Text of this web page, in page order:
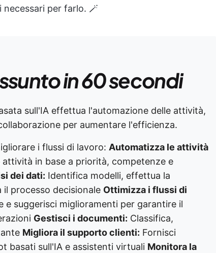
per farlo. 🪄
in 60 secondi
sull'IA effettua l'automazione delle attività,
per aumentare l'efficienza.
i flussi di lavoro: Automatizza le attività
attività in base a priorità, competenze e
dei dati: Identifica modelli, effettua la
processo decisionale Ottimizza i flussi di
e suggerisci miglioramenti per garantire il
Gestisci i documenti: Classifica,
Migliora il supporto clienti: Fornisci
basati sull'IA e assistenti virtuali Monitora la